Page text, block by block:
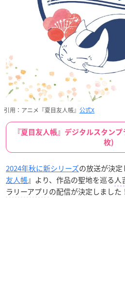
引用：アニメ『夏目友人帳』 公式X
『夏目友人帳』デジタルスタン
枚)
2024年秋に新シリーズの放送が決
友人帳』より、作品の聖地を巡る人
ラリーアプリの配信が決定しました